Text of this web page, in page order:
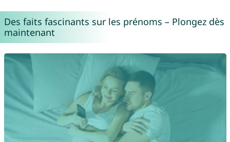
Des faits fascinants sur les prénoms – Plongez dès
maintenant